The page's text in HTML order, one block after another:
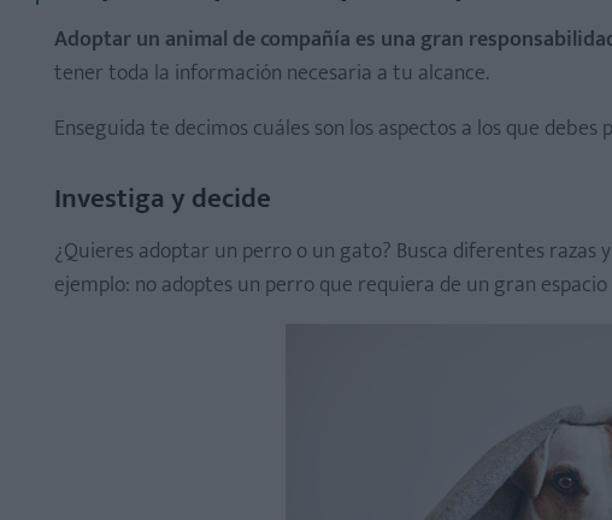
Adoptar un animal de compañía es una gran
tener toda la información necesaria a tu alcance.
Enseguida te decimos cuáles son los aspectos a los que
Investiga y decide
¿Quieres adoptar un perro o un gato? Busca diferentes razas
ejemplo: no adoptes un perro que requiera de un gran